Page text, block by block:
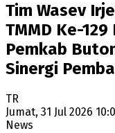
Tim Wasev
TMMD Ke-
Pemkab
Sinergi
TR
Jumat, 31 Jul 2026
News